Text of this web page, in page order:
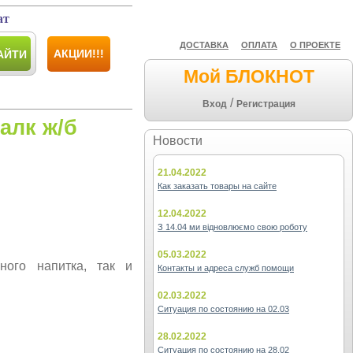
ДОСТАВКА ОПЛАТА О ПРОЕКТЕ
Мой БЛОКНОТ
Вход / Регистрация
Новости
21.04.2022
Как заказать товары на сайте
12.04.2022
З 14.04 ми відновлюємо свою роботу
05.03.2022
Контакты и адреса служб помощи
02.03.2022
Ситуация по состоянию на 02.03
28.02.2022
Ситуация по состоянию на 28.02
АКЦИИ!!!
ж/б
напитка, так и